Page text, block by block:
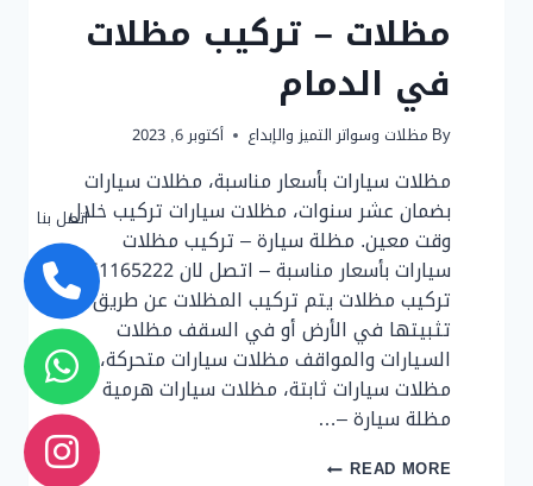
مظلات – تركيب مظلات
في الدمام
By مظلات وسواتر التميز والإبداع أكتوبر 6, 2023
مظلات سيارات بأسعار مناسبة، مظلات سيارات
بضمان عشر سنوات، مظلات سيارات تركيب خلال
وقت معين. مظلة سيارة – تركيب مظلات
سيارات بأسعار مناسبة – اتصل لان 0561165222
تركيب مظلات يتم تركيب المظلات عن طريق
تثبيتها في الأرض أو في السقف مظلات
السيارات والمواقف مظلات سيارات متحركة،
مظلات سيارات ثابتة، مظلات سيارات هرمية
مظلة سيارة –…
READ MOREمظلات
اتصل بنا